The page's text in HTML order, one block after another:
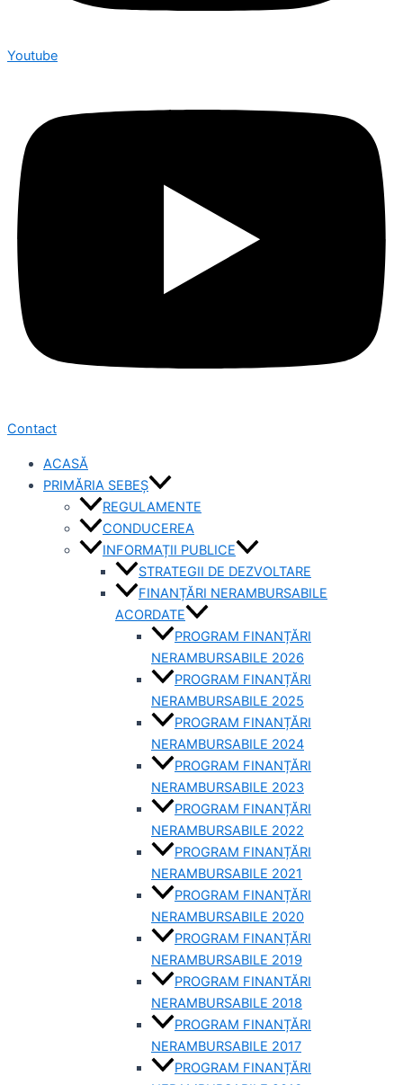
Youtube
Contact
ACASĂ
PRIMĂRIA SEBEȘ
REGULAMENTE
CONDUCEREA
INFORMAȚII PUBLICE
STRATEGII DE DEZVOLTARE
FINANȚĂRI NERAMBURSABILE
ACORDATE
PROGRAM FINANȚĂRI
NERAMBURSABILE 2026
PROGRAM FINANȚĂRI
NERAMBURSABILE 2025
PROGRAM FINANȚĂRI
NERAMBURSABILE 2024
PROGRAM FINANȚĂRI
NERAMBURSABILE 2023
PROGRAM FINANȚĂRI
NERAMBURSABILE 2022
PROGRAM FINANȚĂRI
NERAMBURSABILE 2021
PROGRAM FINANȚĂRI
NERAMBURSABILE 2020
PROGRAM FINANȚĂRI
NERAMBURSABILE 2019
PROGRAM FINANTĂRI
NERAMBURSABILE 2018
PROGRAM FINANȚĂRI
NERAMBURSABILE 2017
PROGRAM FINANȚĂRI